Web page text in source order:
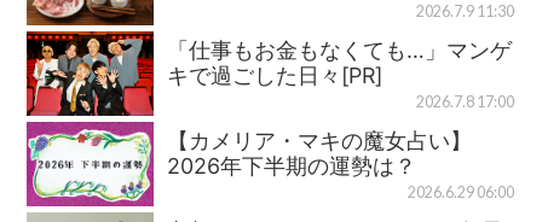
2026.7.9 11:30
「仕事もお金もなくても…」マンゲ
キで過ごした日々[PR]
2026.7.8 17:00
【カメリア・マキの魔女占い】
2026年下半期の運勢は？
2026.6.29 06:00